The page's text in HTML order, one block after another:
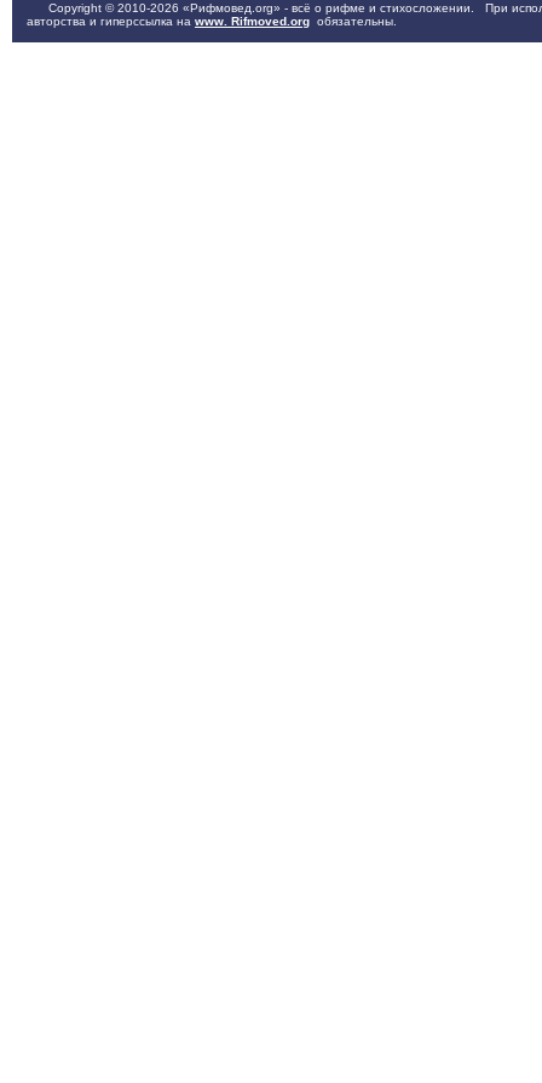
Copyright © 2010-2026 «Рифмовед.org» - всё о рифме и стихосложении. При
авторства и гиперссылка на www. Rifmoved.org обязательны.